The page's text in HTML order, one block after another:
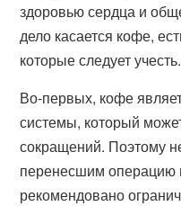
здоровью сердца и
дело касается кофе,
которые следует учесть.
Во-первых, кофе
системы, который
сокращений. Поэтому
перенесшим операцию
рекомендовано